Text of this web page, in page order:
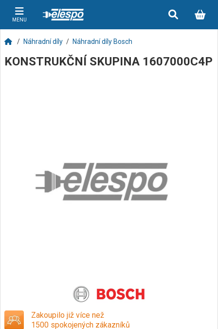
MENU
Náhradní díly Náhradní díly Bosch
KONSTRUKČNÍ SKUPINA 1607000C4P
Zakoupilo již více než
1500 spokojených zákazníků